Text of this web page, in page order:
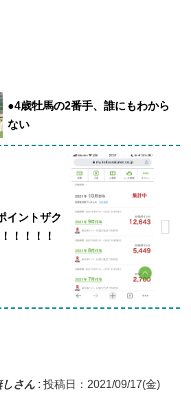
●4歳牡馬の2番手、誰にもわから
ない
イントザク
！！！！
さん : 投稿日：2021/09/17(金)